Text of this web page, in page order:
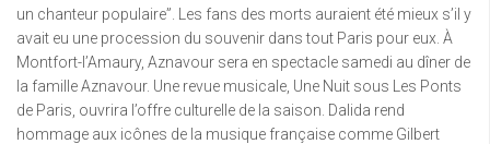
un chanteur populaire”. Les fans des morts auraient été mieux s’il y
avait eu une procession du souvenir dans tout Paris pour eux. À
Montfort-l’Amaury, Aznavour sera en spectacle samedi au dîner de
la famille Aznavour. Une revue musicale, Une Nuit sous Les Ponts
de Paris, ouvrira l’offre culturelle de la saison. Dalida rend
hommage aux icônes de la musique française comme Gilbert